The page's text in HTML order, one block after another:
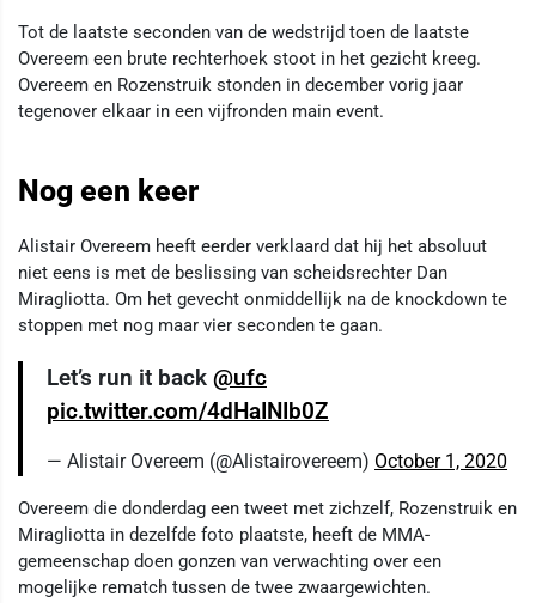
Tot de laatste seconden van de wedstrijd toen de laatste
Overeem een brute rechterhoek stoot in het gezicht kreeg.
Overeem en Rozenstruik stonden in december vorig jaar
tegenover elkaar in een vijfronden main event.
Nog een keer
Alistair Overeem heeft eerder verklaard dat hij het absoluut
niet eens is met de beslissing van scheidsrechter Dan
Miragliotta. Om het gevecht onmiddellijk na de knockdown te
stoppen met nog maar vier seconden te gaan.
Let’s run it back @ufc
pic.twitter.com/4dHaINIb0Z
— Alistair Overeem (@Alistairovereem) October 1, 2020
Overeem die donderdag een tweet met zichzelf, Rozenstruik en
Miragliotta in dezelfde foto plaatste, heeft de MMA-
gemeenschap doen gonzen van verwachting over een
mogelijke rematch tussen de twee zwaargewichten.